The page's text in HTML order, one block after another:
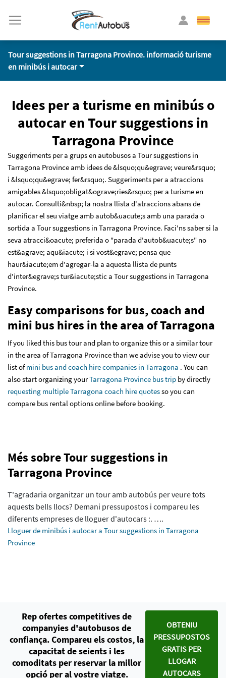
Tour suggestions in Tarragona Province. informació turisme
en minibús i autocar
Idees per a turisme en minibús o
autocar en Tour suggestions in
Tarragona Province
Suggeriments per a grups en autobusos a Tour suggestions in
Tarragona Province amb idees de &lsquo;qu&egrave; veure&rsquo;
i &lsquo;qu&egrave; fer&rsquo;. Suggeriments per a atraccions
amigables &lsquo;obligat&ograve;ries&rsquo; per a turisme en
autocar. Consulti&nbsp; la nostra llista d'atraccions abans de
planificar el seu viatge amb autob&uacute;s amb una parada o
sortida a Tour suggestions in Tarragona Province. Faci'ns saber si la
seva atracci&oacute; preferida o "parada d'autob&uacute;s" no
est&agrave; aqu&iacute; i si vost&egrave; pensa que
haur&iacute;em d'agregar-la a aquesta llista de punts
d'inter&egrave;s tur&iacute;stic a Tour suggestions in Tarragona
Province.
Easy comparisons for bus, coach and
mini bus hires in the area of Tarragona
If you liked this bus tour and plan to organize this or a similar tour
in the area of Tarragona Province than we advise you to view our
list ofmini bus and coach hire companies in Tarragona . You can
also start organizing yourTarragona Province bus trip by directly
requesting multiple Tarragona coach hire quotesso you can
compare bus rental options online before booking.
Més sobre Tour suggestions in
Tarragona Province
T'agradaria organitzar un tour amb autobús per veure tots
aquests bells llocs? Demani pressupostos i compareu les
diferents empreses de lloguer d'autocars :. ….
Lloguer de minibús i autocar a Tour suggestions in Tarragona
Province
Rep ofertes competitives de
companyies d'autobusos de
confiança. Compareu els costos, la
capacitat de seients i les
comoditats per reservar la millor
opció per al vostre viatge.
OBTENIU
PRESSUPOSTOS
GRATIS PER
LLOGAR
AUTOCARS